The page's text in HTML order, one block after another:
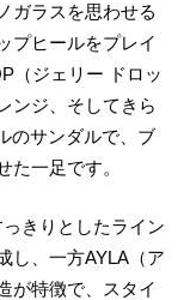
ガラスを思わせる
プヒールをプレイ
（ジェリー ドロッ
ンジ、そしてきら
のサンダルで、ブ
た一足です。
きりとしたライン
し、一方AYLA（ア
が特徴で、スタイ